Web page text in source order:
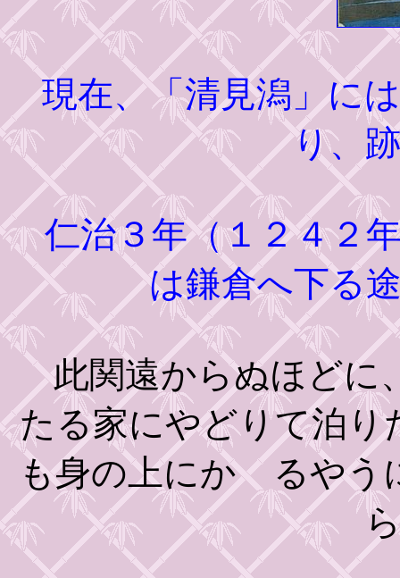
現在、「清見潟」に
り、
仁治３年（１２４２年
は鎌倉へ下る
此関遠からぬほどに
たる家にやどりて泊り
も身の上にかゝるや